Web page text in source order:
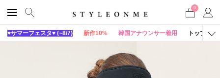
0
♥サマーフェスタ♥ (~8/7) 新作10% 韓国アナウンサー着用 トップス